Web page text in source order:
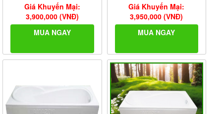
Giá Khuyến Mại:
3,900,000 (VNĐ)
MUA NGAY
Giá Khuyến Mại:
3,950,000 (VNĐ)
MUA NGAY